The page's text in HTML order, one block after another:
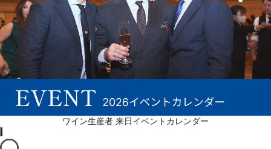
ワイン生産者 来日イベントカレンダー